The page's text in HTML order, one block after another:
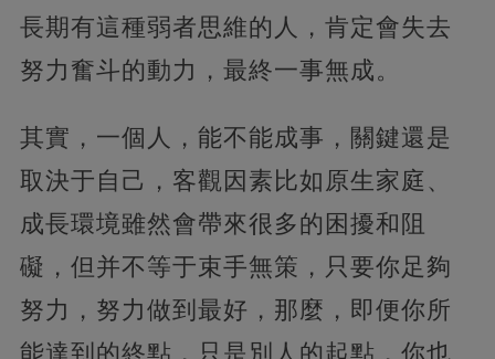
長期有這種弱者思維的人，肯定會失去
努力奮斗的動力，最終一事無成。
其實，一個人，能不能成事，關鍵還是
取決于自己，客觀因素比如原生家庭、
成長環境雖然會帶來很多的困擾和阻
礙，但并不等于束手無策，只要你足夠
努力，努力做到最好，那麼，即便你所
能達到的終點，只是別人的起點，你也